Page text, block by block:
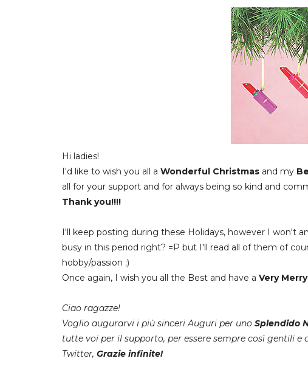
Hi ladies!
I'd like to wish you all a Wonderful Christmas and my
all for your support and for always being so kind and
Thank you!!!!
I'll keep posting during these Holidays, however I won't
busy in this period right? =P but I'll read all of them of
hobby/passion ;)
Once again, I wish you all the Best and have a Very
Ciao ragazze!
Voglio augurarvi i più sinceri Auguri per uno Splendido
tutte voi per il supporto, per essere sempre così gentili
Twitter, Grazie infinite!